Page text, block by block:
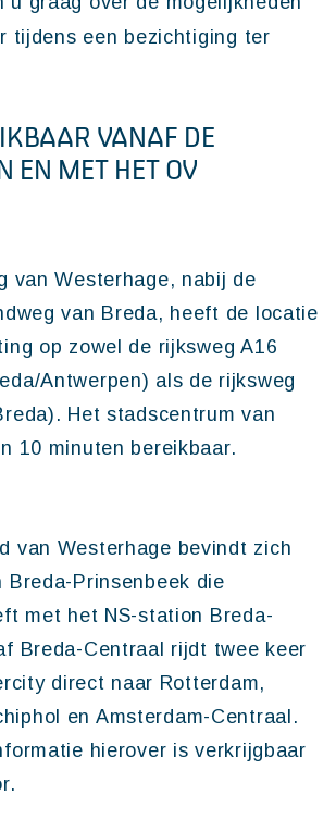
tijdens een bezichtiging ter
VANAF DE
EN MET HET OV
van Westerhage, nabij de
van Breda, heeft de locatie
op zowel de rijksweg A16
Antwerpen) als de rijksweg
Het stadscentrum van
10 minuten bereikbaar.
van Westerhage bevindt zich
Breda-Prinsenbeek die
met het NS-station Breda-
Breda-Centraal rijdt twee keer
direct naar Rotterdam,
en Amsterdam-Centraal.
hierover is verkrijgbaar